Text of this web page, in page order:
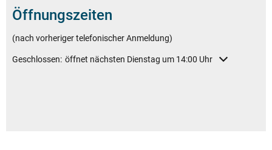
Öffnungszeiten
(nach vorheriger telefonischer Anmeldung)
Klicken, um weitere Öffnungs- oder Schließzeiten auszublenden
Geschlossen: öffnet nächsten Dienstag um 14:00 Uhr